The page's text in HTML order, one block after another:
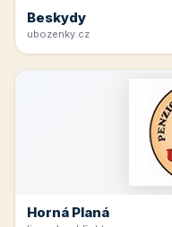
Beskydy
ubozenky.cz
Horná Planá